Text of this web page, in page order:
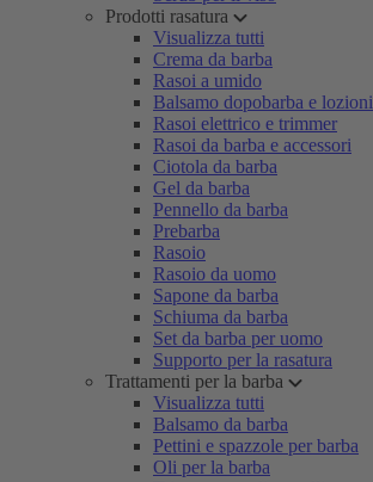
Prodotti rasatura
Visualizza tutti
Crema da barba
Rasoi a umido
Balsamo dopobarba e lozioni
Rasoi elettrico e trimmer
Rasoi da barba e accessori
Ciotola da barba
Gel da barba
Pennello da barba
Prebarba
Rasoio
Rasoio da uomo
Sapone da barba
Schiuma da barba
Set da barba per uomo
Supporto per la rasatura
Trattamenti per la barba
Visualizza tutti
Balsamo da barba
Pettini e spazzole per barba
Oli per la barba